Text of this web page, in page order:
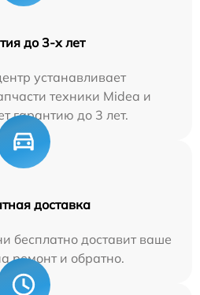
до 3-х лет
устанавливает
техники Midea и
гарантию до 3 лет.
доставка
бесплатно доставит ваше
ремонт и обратно.